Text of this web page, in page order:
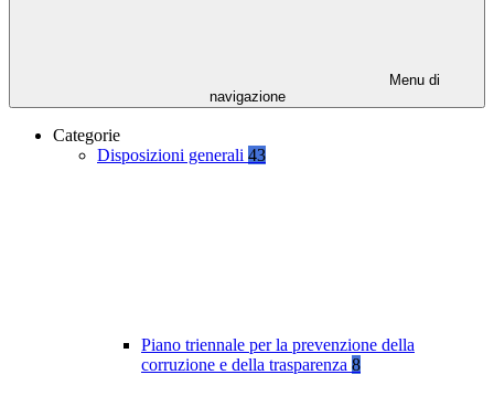
Menu di
navigazione
Categorie
Disposizioni generali 43
Piano triennale per la prevenzione della
corruzione e della trasparenza 8